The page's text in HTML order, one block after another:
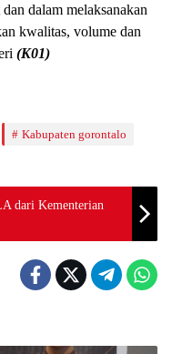
dalam melaksanakan
kwalitas, volume dan
(K01)
Kabupaten gorontalo
dari Kementerian